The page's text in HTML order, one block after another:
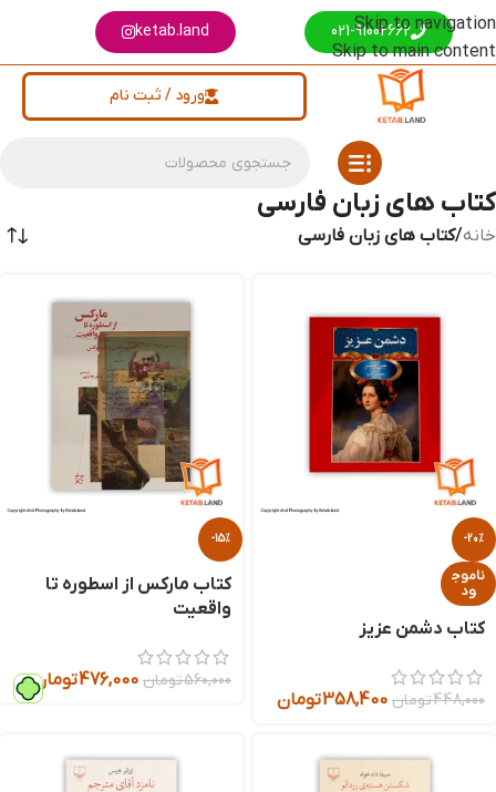
Skip to navigation
Skip to main content
021-91002662
ketab.land
ورود / ثبت نام
کتاب های زبان فارسی
خانه/کتاب های زبان فارسی
-20%
ناموج
ود
کتاب دشمن عزیز
448,000تومان 358,400تومان
-15%
کتاب مارکس از اسطوره تا
واقعیت
560,000تومان 476,000تومان